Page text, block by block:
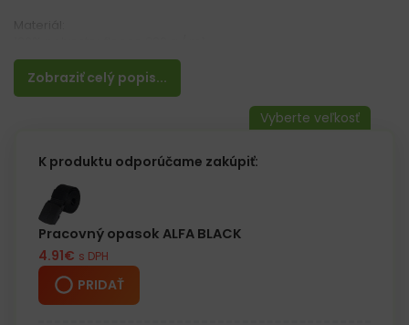
Zobraziť celý popis...
Vlastnosti:
– Zapínané na zips
– Tri vonkajšie vrecká na zips: dve na bokoch a jedno na vrchu
– Moderný dizajn a farby
– Kapucňa s možnosťou stiahnutia
K produktu odporúčame zakúpiť:
Pracovný opasok ALFA BLACK
4.91€ s DPH
PRIDAŤ